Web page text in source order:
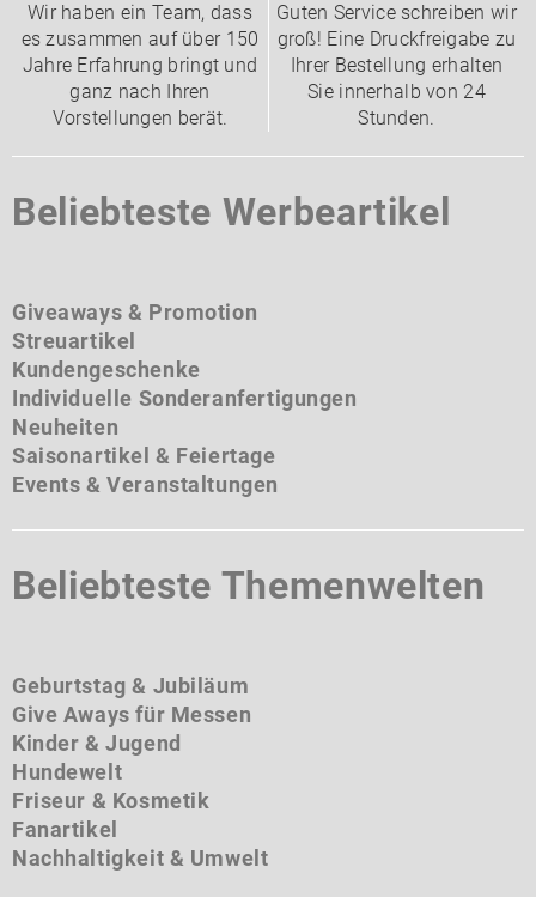
Wir haben ein Team, dass
es zusammen auf über 150
Jahre Erfahrung bringt und
ganz nach Ihren
Vorstellungen berät.
Guten Service schreiben wir
groß! Eine Druckfreigabe zu
Ihrer Bestellung erhalten
Sie innerhalb von 24
Stunden.
Beliebteste Werbeartikel
Giveaways & Promotion
Streuartikel
Kundengeschenke
Individuelle Sonderanfertigungen
Neuheiten
Saisonartikel & Feiertage
Events & Veranstaltungen
Beliebteste Themenwelten
Geburtstag & Jubiläum
Give Aways für Messen
Kinder & Jugend
Hundewelt
Friseur & Kosmetik
Fanartikel
Nachhaltigkeit & Umwelt